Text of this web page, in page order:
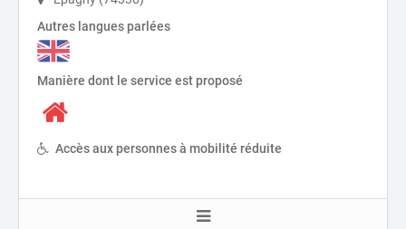
Autres langues parlées
Manière dont le service est proposé
Accès aux personnes à mobilité réduite